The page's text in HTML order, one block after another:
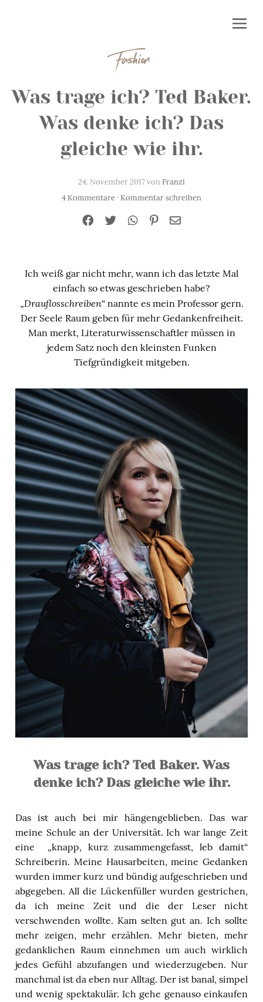
Fashion
Was trage ich? Ted Baker.
Was denke ich? Das
gleiche wie ihr.
24. November 2017 vonFranzi
4 Kommentare · Kommentar schreiben
Ich weiß gar nicht mehr, wann ich das letzte Mal
einfach so etwas geschrieben habe?
„Drauflosschreiben“ nannte es mein Professor gern.
Der Seele Raum geben für mehr Gedankenfreiheit.
Man merkt, Literaturwissenschaftler müssen in
jedem Satz noch den kleinsten Funken
Tiefgründigkeit mitgeben.
Was trage ich? Ted Baker. Was
denke ich? Das gleiche wie ihr.
Das ist auch bei mir hängengeblieben. Das war
meine Schule an der Universität. Ich war lange Zeit
eine „knapp, kurz zusammengefasst, leb damit“
Schreiberin. Meine Hausarbeiten, meine Gedanken
wurden immer kurz und bündig aufgeschrieben und
abgegeben. All die Lückenfüller wurden gestrichen,
da ich meine Zeit und die der Leser nicht
verschwenden wollte. Kam selten gut an. Ich sollte
mehr zeigen, mehr erzählen. Mehr bieten, mehr
gedanklichen Raum einnehmen um auch wirklich
jedes Gefühl abzufangen und wiederzugeben. Nur
manchmal ist da eben nur Alltag. Der ist banal, simpel
und wenig spektakulär. Ich gehe genauso einkaufen